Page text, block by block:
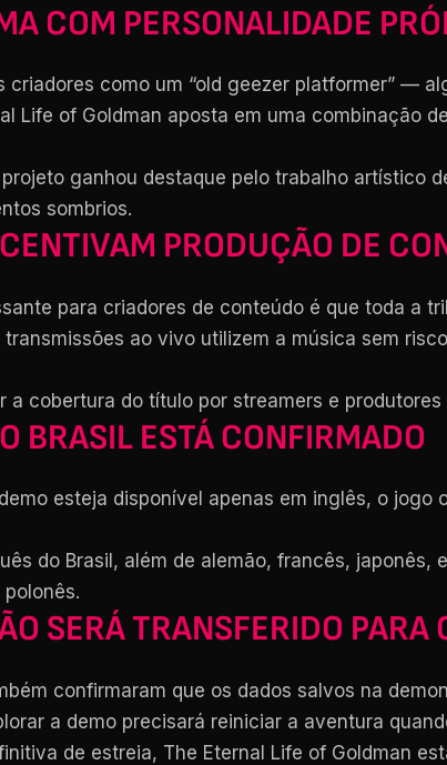
COM PERSONALIDADE
criadores como um “old geezer platformer” —
Life of Goldman aposta em uma combinação
ganhou destaque pelo trabalho artístico
sombrios.
PRODUÇÃO DE
para criadores de conteúdo é que toda a
ao vivo utilizem a música sem
cobertura do título por streamers e
BRASIL ESTÁ CONFIRMADO
esteja disponível apenas em inglês, o
do Brasil, além de alemão, francês,
SERÁ TRANSFERIDO PARA
confirmaram que os dados salvos na
a demo precisará reiniciar a aventura
de estreia, The Eternal Life of Goldman